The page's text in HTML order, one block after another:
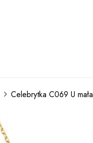
Celebrytka C069 U mała